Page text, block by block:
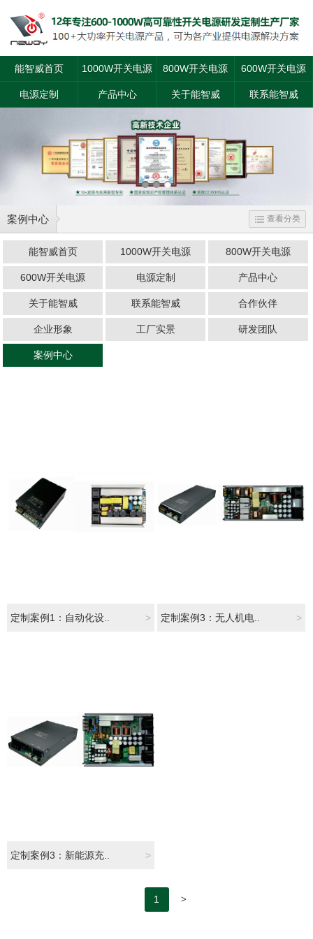
能智威首页 1000W开关电源 800W开关电源 600W开关电源
电源定制 产品中心 关于能智威 联系能智威
案例中心 查看分类
能智威首页 1000W开关电源 800W开关电源
600W开关电源 电源定制 产品中心
关于能智威 联系能智威 合作伙伴
企业形象 工厂实景 研发团队
案例中心
定制案例1：自动化设.. > 定制案例3：无人机电.. >
定制案例3：新能源充.. >
1 >